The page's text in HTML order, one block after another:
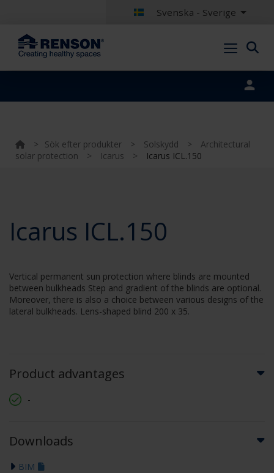
Svenska - Sverige
> Sök efter produkter > Solskydd >
Architectural
solar protection
> Icarus > Icarus ICL.150
Icarus ICL.150
Vertical permanent sun protection where blinds are mounted
between bulkheads Step and gradient of the blinds are optional.
Moreover, there is also a choice between various designs of the
lateral bulkheads. Lens-shaped blind 200 x 35.
Product advantages
-
Downloads
BIM